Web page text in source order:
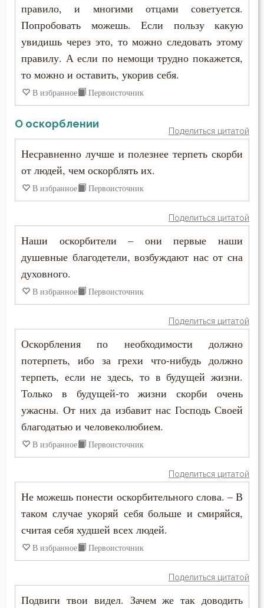
правило, и многими отцами советуется.
Попробовать можешь. Если пользу какую
увидишь через это, то можно следовать этому
правилу. А если по немощи трудно покажется,
то можно и оставить, укорив себя.
В избранное Первоисточник
О оскорблении
Поделиться цитатой
Несравненно лучше и полезнее терпеть скорби
от людей, чем оскорблять их.
В избранное Первоисточник
Поделиться цитатой
Наши оскорбители – они первые наши
душевные благодетели, возбуждают нас от сна
духовного.
В избранное Первоисточник
Поделиться цитатой
Оскорбления по необходимости должно
потерпеть, ибо за грехи что-нибудь должно
терпеть, если не здесь, то в будущей жизни.
Только в будущей-то жизни скорби очень
ужасны. От них да избавит нас Господь Своей
благодатью и человеколюбием.
В избранное Первоисточник
Поделиться цитатой
Не можешь понести оскорбительного слова. – В
таком случае укоряй себя больше и смиряйся,
считая себя худшей всех людей.
В избранное Первоисточник
Поделиться цитатой
Подвиги твои видел. Зачем же так доводить